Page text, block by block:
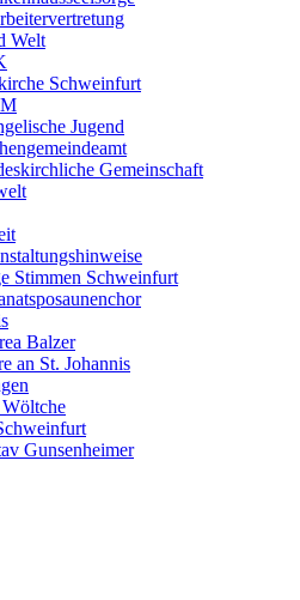
Welt
Schweinfurt
Jugend
Gemeinschaft
Stimmen Schweinfurt
Balzer
an St. Johannis
Gunsenheimer